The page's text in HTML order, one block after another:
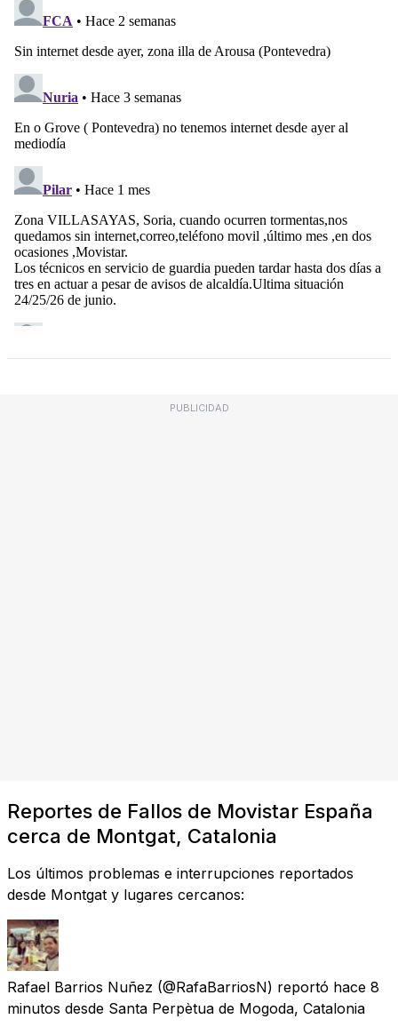
PUBLICIDAD
Reportes de Fallos de Movistar España
cerca de Montgat, Catalonia
Los últimos problemas e interrupciones reportados
desde Montgat y lugares cercanos:
Rafael Barrios Nuñez (@RafaBarriosN) reportó hace 8
minutos desde Santa Perpètua de Mogoda, Catalonia